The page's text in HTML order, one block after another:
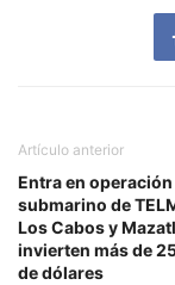
Artículo anterior
Entra en
submarino de
Los Cabos y
invierten más de
de dólares